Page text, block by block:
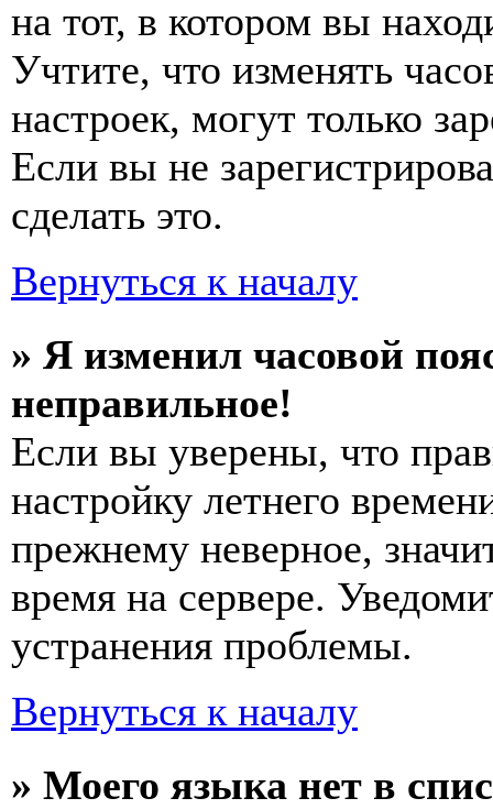
на тот, в котором вы
Учтите, что изменять
настроек, могут только
Если вы не
сделать это.
Вернуться к началу
» Я изменил часовой
неправильное!
Если вы уверены, что
настройку летнего
прежнему неверное,
время на сервере.
устранения проблемы.
Вернуться к началу
» Моего языка нет в